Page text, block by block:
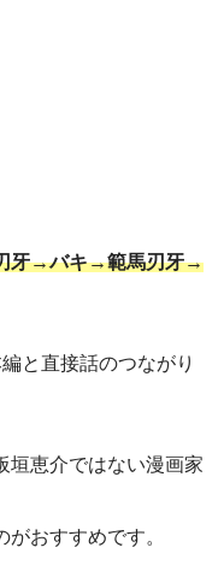
牙→バキ→範馬刃牙→
と直接話のつながり
垣恵介ではない漫画家
おすすめです。